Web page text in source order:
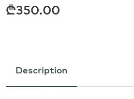
₾350.00
Description